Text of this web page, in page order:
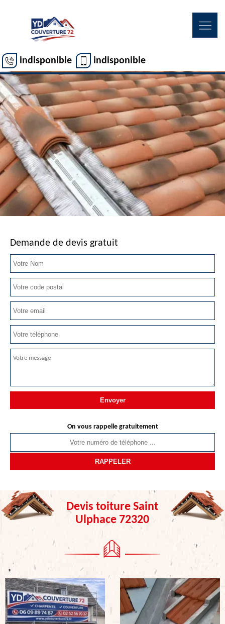
indisponible indisponible
Demande de devis gratuit
On vous rappelle gratuitement
Devis toiture Saint
Ulphace 72320